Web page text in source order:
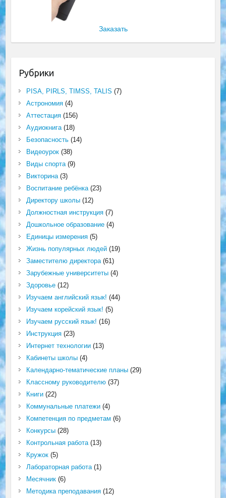
Заказать
Рубрики
PISA, PIRLS, TIMSS, TALIS (7)
Астрономия(4)
Аттестация(156)
Аудиокнига(18)
Безопасность(14)
Видеоурок(38)
Виды спорта(9)
Викторина(3)
Воспитание ребёнка(23)
Директору школы(12)
Должностная инструкция(7)
Дошкольное образование(4)
Единицы измерения(5)
Жизнь популярных людей(19)
Заместителю директора(61)
Зарубежные университеты(4)
Здоровье(12)
Изучаем английский язык! (44)
Изучаем корейский язык! (5)
Изучаем русский язык! (16)
Инструкция(23)
Интернет технологии(13)
Кабинеты школы(4)
Календарно-тематические планы(29)
Классному руководителю(37)
Книги(22)
Коммунальные платежи(4)
Компетенция по предметам (6)
Конкурсы(28)
Контрольная работа(13)
Кружок(5)
Лабораторная работа(1)
Месячник(6)
Методика преподавания(12)